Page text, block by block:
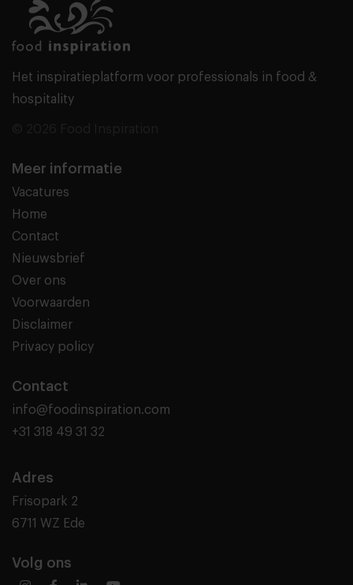
Het inspiratieplatform voor professionals in food &
hospitality
Meer informatie
Vacatures
Home
Contact
Nieuwsbrief
Over ons
Voorwaarden
Disclaimer
Privacy policy
Contact
info@foodinspiration.com
+31 318 49 31 32
Adres
Frisopark 2
6711 WZ Ede
Volg ons